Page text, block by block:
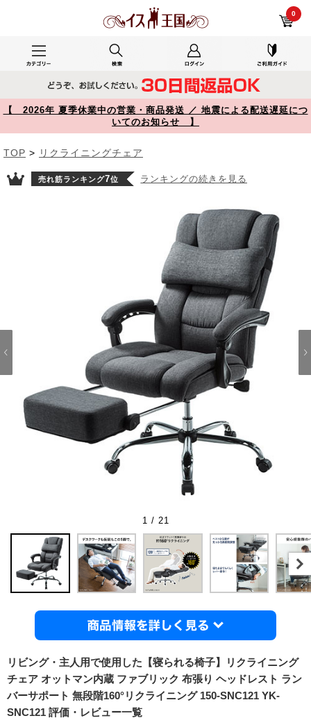
0
【 2026年 夏季休業中の営業・商品発送 ／ 地震による配送遅延につ
いてのお知らせ 】
TOP > リクライニングチェア
売れ筋ランキング7位 ランキングの続きを見る
1 / 21
リビング・主人用で使用した【寝られる椅子】リクライニング
チェア オットマン内蔵 ファブリック 布張り ヘッドレスト ラン
バーサポート 無段階160°リクライニング 150-SNC121 YK-
SNC121 評価・レビュー一覧